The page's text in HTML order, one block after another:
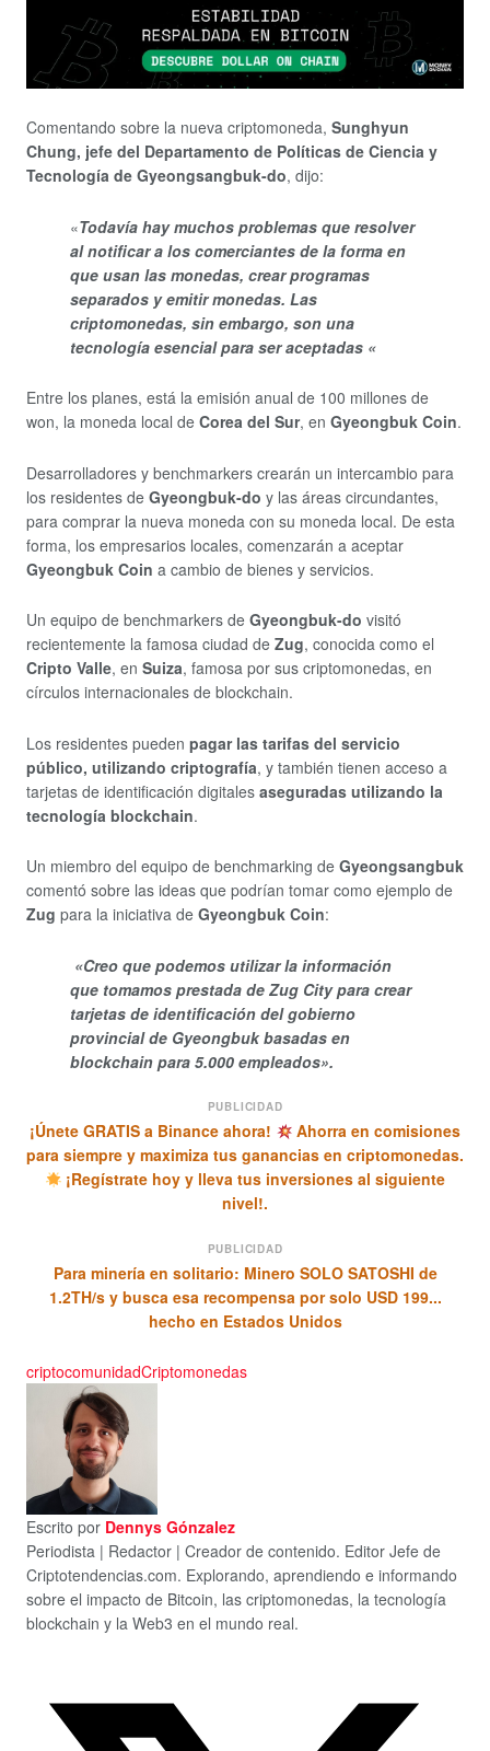
Comentando sobre la nueva criptomoneda, Sunghyun
Chung, jefe del Departamento de Políticas de Ciencia y
Tecnología de Gyeongsangbuk-do, dijo:
«Todavía hay muchos problemas que resolver
al notificar a los comerciantes de la forma en
que usan las monedas, crear programas
separados y emitir monedas. Las
criptomonedas, sin embargo, son una
tecnología esencial para ser aceptadas «
Entre los planes, está la emisión anual de 100 millones de
won, la moneda local de Corea del Sur, en Gyeongbuk Coin.
Desarrolladores y benchmarkers crearán un intercambio para
los residentes de Gyeongbuk-do y las áreas circundantes,
para comprar la nueva moneda con su moneda local. De esta
forma, los empresarios locales, comenzarán a aceptar
Gyeongbuk Coin a cambio de bienes y servicios.
Un equipo de benchmarkers de Gyeongbuk-do visitó
recientemente la famosa ciudad de Zug, conocida como el
Cripto Valle, en Suiza, famosa por sus criptomonedas, en
círculos internacionales de blockchain.
Los residentes pueden pagar las tarifas del servicio
público, utilizando criptografía, y también tienen acceso a
tarjetas de identificación digitales aseguradas utilizando la
tecnología blockchain.
Un miembro del equipo de benchmarking de Gyeongsangbuk
comentó sobre las ideas que podrían tomar como ejemplo de
Zug para la iniciativa de Gyeongbuk Coin:
«Creo que podemos utilizar la información
que tomamos prestada de Zug City para crear
tarjetas de identificación del gobierno
provincial de Gyeongbuk basadas en
blockchain para 5.000 empleados».
PUBLICIDAD
¡Únete GRATIS a Binance ahora!
Ahorra en comisiones
para siempre y maximiza tus ganancias en criptomonedas.
¡Regístrate hoy y lleva tus inversiones al siguiente
nivel!.
PUBLICIDAD
Para minería en solitario: Minero SOLO SATOSHI de
1.2TH/s y busca esa recompensa por solo USD 199...
hecho en Estados Unidos
criptocomunidadCriptomonedas
Escrito por Dennys Gónzalez
Periodista | Redactor | Creador de contenido. Editor Jefe de
Criptotendencias.com. Explorando, aprendiendo e informando
sobre el impacto de Bitcoin, las criptomonedas, la tecnología
blockchain y la Web3 en el mundo real.